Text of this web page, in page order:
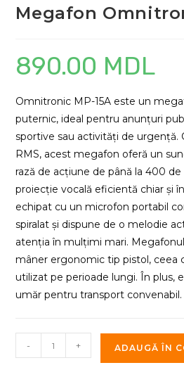
Megafon
890.00 MDL
Omnitronic MP-15A este un
puternic, ideal pentru anunțuri
sportive sau activități de urgență.
RMS, acest megafon oferă un
rază de acțiune de până la 400
proiecție vocală eficientă chiar și
echipat cu un microfon portabil
spiralat și dispune de o melodie
atenția în mulțimi mari.
mâner ergonomic tip pistol, ceea
utilizat pe perioade lungi. În plus,
umăr pentru transport convenabil.
Cantitate
Megafon
- + ADAUGĂ ÎN